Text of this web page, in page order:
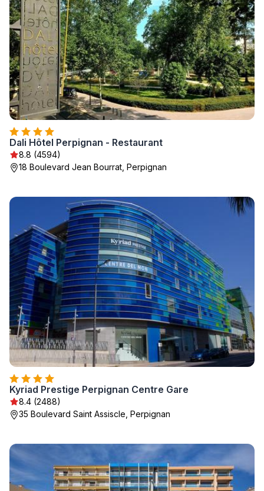
Dali Hôtel Perpignan - Restaurant
8.8 (4594)
18 Boulevard Jean Bourrat, Perpignan
Kyriad Prestige Perpignan Centre Gare
8.4 (2488)
35 Boulevard Saint Assiscle, Perpignan